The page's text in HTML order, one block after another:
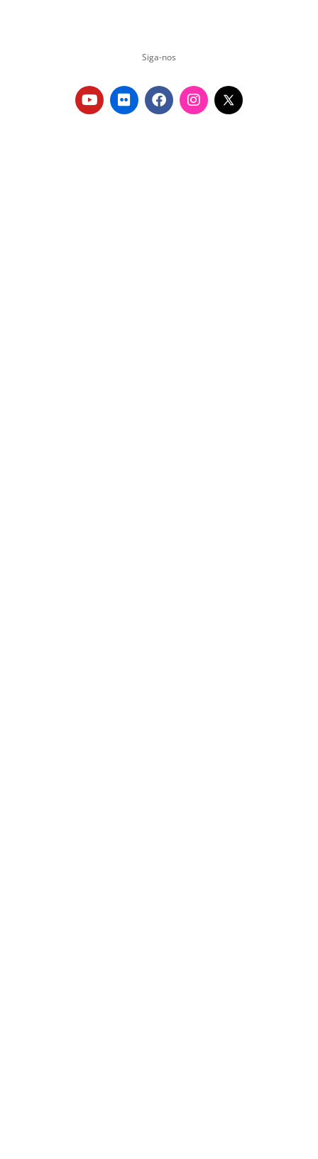
Siga-nos